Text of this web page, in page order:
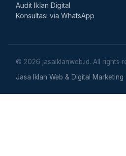
Audit Iklan Digital
Konsultasi via WhatsApp
© 2026 jasaiklanweb.id. All rights
Jasa Iklan Web & Digital Marketing